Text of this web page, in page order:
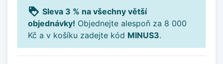
loyalty Sleva 3 % na všechny větší
objednávky! Objednejte alespoň za 8 000
Kč a v košíku zadejte kód MINUS3.